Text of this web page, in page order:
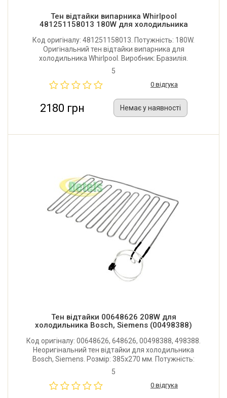
Тен відтайки випарника Whirlpool
481251158013 180W для холодильника
Код оригіналу: 481251158013. Потужність: 180W.
Оригінальний тен відтайки випарника для
холодильника Whirlpool. Виробник: Бразилія.
5
0 відгука
2180 грн Немає у наявності
Тен відтайки 00648626 208W для
холодильника Bosch, Siemens (00498388)
Код оригіналу: 00648626, 648626, 00498388, 498388.
Неоригінальний тен відтайки для холодильника
Bosch, Siemens. Розмір: 385x270 мм. Потужність:
208W. Виробник: Китай.
5
0 відгука